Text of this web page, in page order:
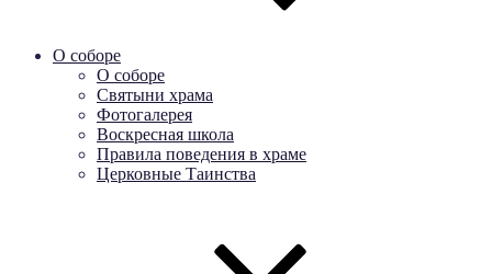
О соборе
О соборе
Святыни храма
Фотогалерея
Воскресная школа
Правила поведения в храме
Церковные Таинства